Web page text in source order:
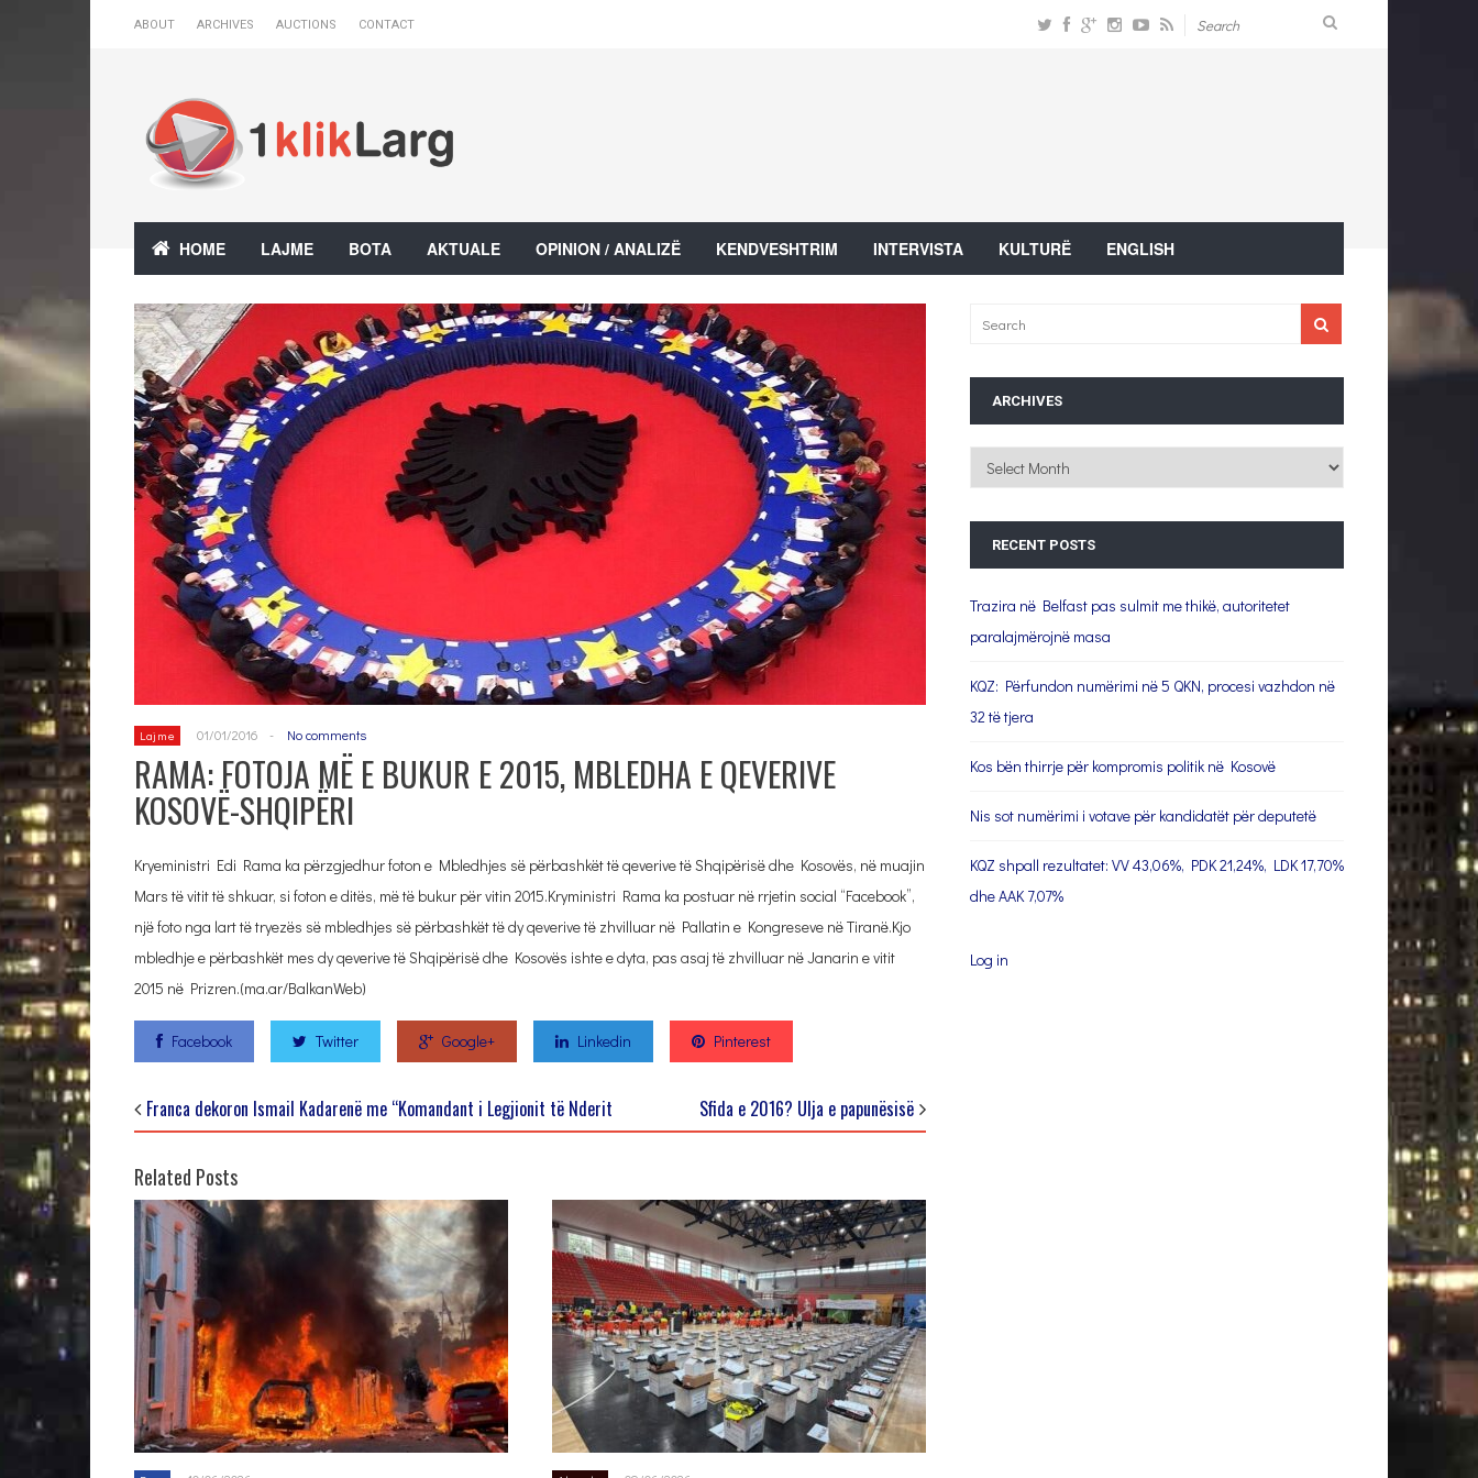
ABOUT ARCHIVES AUCTIONS CONTACT
HOME LAJME BOTA AKTUALE OPINION / ANALIZË KENDVESHTRIM INTERVISTA KULTURË ENGLISH
Lajme 01/01/2016 - No comments
RAMA: FOTOJA MË E BUKUR E 2015, MBLEDHA E QEVERIVE
KOSOVË-SHQIPËRI
Kryeministri Edi Rama ka përzgjedhur foton e Mbledhjes së përbashkët të qeverive të Shqipërisë dhe Kosovës, në muajin
Mars të vitit të shkuar, si foton e ditës, më të bukur për vitin 2015.Kryministri Rama ka postuar në rrjetin social “Facebook”,
një foto nga lart të tryezës së mbledhjes së përbashkët të dy qeverive të zhvilluar në Pallatin e Kongreseve në Tiranë.Kjo
mbledhje e përbashkët mes dy qeverive të Shqipërisë dhe Kosovës ishte e dyta, pas asaj të zhvilluar në Janarin e vitit
2015 në Prizren.(ma.ar/BalkanWeb)
Facebook Twitter Google+ Linkedin Pinterest
Franca dekoron Ismail Kadarenë me “Komandant i Legjionit të Nderit Sfida e 2016? Ulja e papunësisë
Related Posts
ARCHIVES
Archives
RECENT POSTS
Trazira në Belfast pas sulmit me thikë, autoritetet
paralajmërojnë masa
KQZ: Përfundon numërimi në 5 QKN, procesi vazhdon në
32 të tjera
Kos bën thirrje për kompromis politik në Kosovë
Nis sot numërimi i votave për kandidatët për deputetë
KQZ shpall rezultatet: VV 43,06%, PDK 21,24%, LDK 17,70%
dhe AAK 7,07%
Log in